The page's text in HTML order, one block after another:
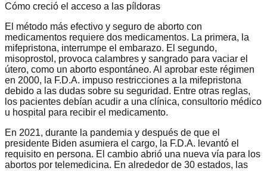
Cómo creció el acceso a las píldoras
El método más efectivo y seguro de aborto con
medicamentos requiere dos medicamentos. La primera, la
mifepristona, interrumpe el embarazo. El segundo,
misoprostol, provoca calambres y sangrado para vaciar el
útero, como un aborto espontáneo. Al aprobar este régimen
en 2000, la F.D.A. impuso restricciones a la mifepristona
debido a las dudas sobre su seguridad. Entre otras reglas,
los pacientes debían acudir a una clínica, consultorio médico
u hospital para recibir el medicamento.
En 2021, durante la pandemia y después de que el
presidente Biden asumiera el cargo, la F.D.A. levantó el
requisito en persona. El cambio abrió una nueva vía para los
abortos por telemedicina. En alrededor de 30 estados, las